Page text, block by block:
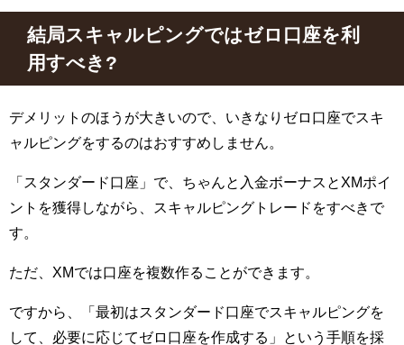
結局スキャルピングではゼロ口座を利
用すべき ?
デメリットのほうが大きいので、いきなりゼロ口座でスキ
ャルピングをするのはおすすめしません。
「スタンダード口座」で、ちゃんと入金ボーナスと XMポイ
ントを獲得しながら、スキャルピングトレードをすべきで
す。
ただ、 XMでは口座を複数作ることができます。
ですから、「最初はスタンダード口座でスキャルピングを
して、必要に応じてゼロ口座を作成する」という手順を採